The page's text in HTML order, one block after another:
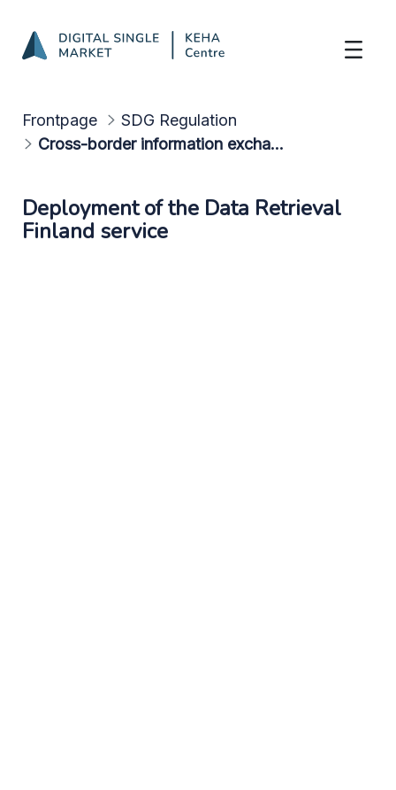
Frontpage
SDG Regulation
Cross-border information exchange
Deployment of the Data Retrieval
Finland service